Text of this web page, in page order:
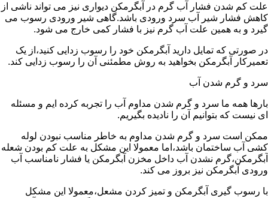
علت کم شدن فشار آب گرم در آبگرمکن دیواری نیز می تواند ناشی از
کاهش فشار شیر آب سرد ورودی باشد.گاهی شیر ورودی رسوب می
گیرد و به همین علت آب گرم نیز با فشار کمی خارج می شود.
در صورتی که تمایل دارید آبگرمکن خود را رسوب زدایی کنید،از یک
تعمیرکار آبگرمکن بخواهید به روش مطمئنی آن را رسوب زدایی کند.
سرد و گرم شدن آب
بارها همه ما سرد و گرم شدن مداوم آب را تجربه کرده ایم و مسئله
ای نیست که بتوانیم آن را نادیده بگیریم.
ممکن است سرد و گرم شدن مداوم به خاطر مناسب نبودن لوله
کشی آب ساختمان باشد،اما معمولا این مشکل به علت کم بودن شعله
آبگرمکن،گرم نشدن آب داخل مخزن آبگرمکن یا فشار نامناسب آب
ورودی آبگرمکن نیز بروز می کند.
با رسوب گیری آبگرمکن و تمیز کردن مشعل،معمولا این مشکل